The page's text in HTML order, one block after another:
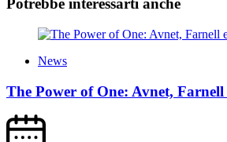
Potrebbe interessarti anche
News
The Power of One: Avnet,